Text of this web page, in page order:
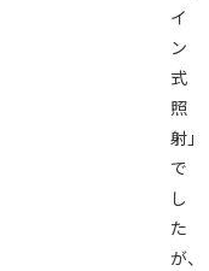
イ
ン
式
照
射」
で
し
た
が、